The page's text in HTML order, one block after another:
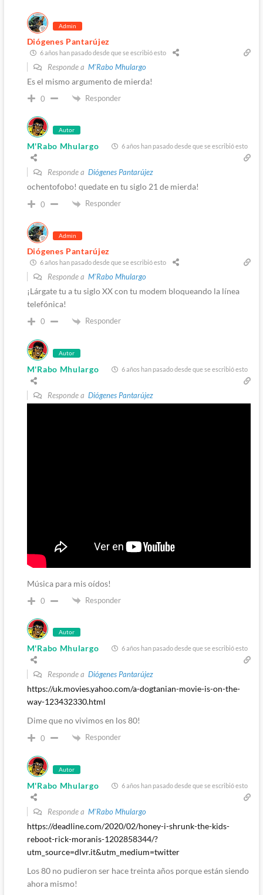
Admin
Diógenes Pantarújez
6 años han pasado desde que se escribió esto
Responde a M'Rabo Mhulargo
Es el mismo argumento de mierda!
0 Responder
Autor
M'Rabo Mhulargo 6 años han pasado desde que se escribió esto
Responde a Diógenes Pantarújez
ochentofobo! quedate en tu siglo 21 de mierda!
0 Responder
Admin
Diógenes Pantarújez
6 años han pasado desde que se escribió esto
Responde a M'Rabo Mhulargo
¡Lárgate tu a tu siglo XX con tu modem bloqueando la línea
telefónica!
0 Responder
Autor
M'Rabo Mhulargo 6 años han pasado desde que se escribió esto
Responde a Diógenes Pantarújez
Música para mis oídos!
0 Responder
Autor
M'Rabo Mhulargo 6 años han pasado desde que se escribió esto
Responde a Diógenes Pantarújez
https://uk.movies.yahoo.com/a-dogtanian-movie-is-on-the-
way-123432330.html
Dime que no vivimos en los 80!
0 Responder
Autor
M'Rabo Mhulargo 6 años han pasado desde que se escribió esto
Responde a M'Rabo Mhulargo
https://deadline.com/2020/02/honey-i-shrunk-the-kids-
reboot-rick-moranis-1202858344/?
utm_source=dlvr.it&utm_medium=twitter
Los 80 no pudieron ser hace treinta años porque están siendo
ahora mismo!